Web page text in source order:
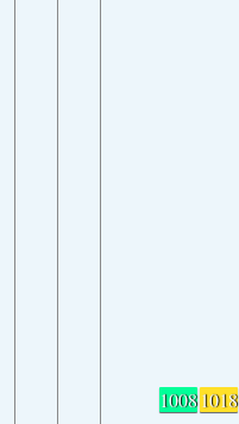
10081018